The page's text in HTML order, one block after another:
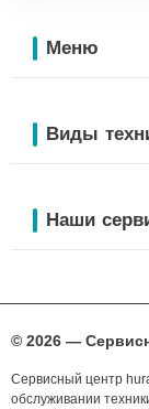
Меню
Виды
Наши
© 2026 —
Сервисный центр
обслуживании